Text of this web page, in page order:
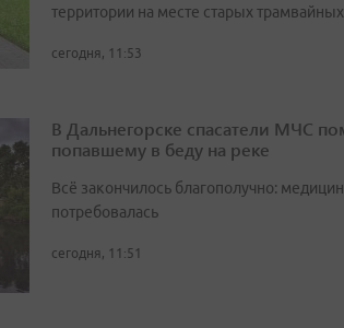
территории на месте старых
сегодня, 11:53
В Дальнегорске спасатели МЧС
попавшему в беду на реке
Всё закончилось благополучно:
потребовалась
сегодня, 11:51